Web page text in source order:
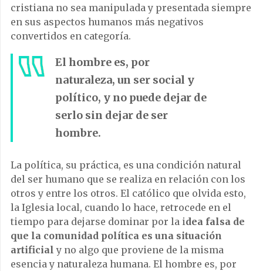
cristiana no sea manipulada y presentada siempre
en sus aspectos humanos más negativos
convertidos en categoría.
El hombre es, por
naturaleza, un ser social y
político, y no puede dejar de
serlo sin dejar de ser
hombre.
La política, su práctica, es una condición natural
del ser humano que se realiza en relación con los
otros y entre los otros. El católico que olvida esto,
la Iglesia local, cuando lo hace, retrocede en el
tiempo para dejarse dominar por la idea falsa de
que la comunidad política es una situación
artificial y no algo que proviene de la misma
esencia y naturaleza humana. El hombre es, por